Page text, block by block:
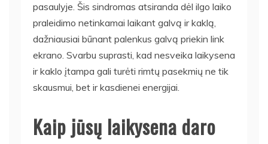
pasaulyje. Šis sindromas atsiranda dėl ilgo laiko
praleidimo netinkamai laikant galvą ir kaklą,
dažniausiai būnant palenkus galvą priekin link
ekrano. Svarbu suprasti, kad nesveika laikysena
ir kaklo įtampa gali turėti rimtų pasekmių ne tik
skausmui, bet ir kasdienei energijai.
Kaip jūsų laikysena daro